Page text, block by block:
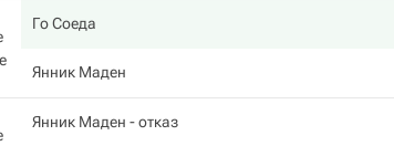
Го Соеда
Янник Маден
Янник Маден - отказ